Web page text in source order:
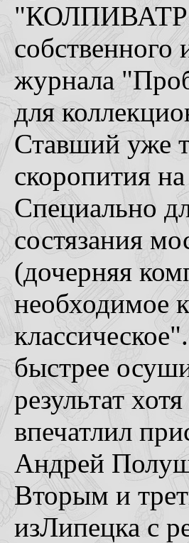
журнала
для
Ставший уже
скоропития
Специально
состязания
(дочерняя
необходимое
быстрее
результат
впечатлил
Андрей
Вторым и
изЛипецка с